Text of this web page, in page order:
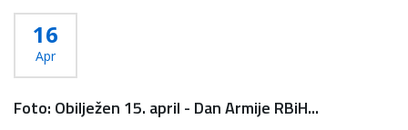
16
Apr
Foto: Obilježen 15. april - Dan Armije RBiH...